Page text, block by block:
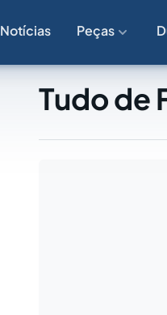
Notícias Peças
Tudo de